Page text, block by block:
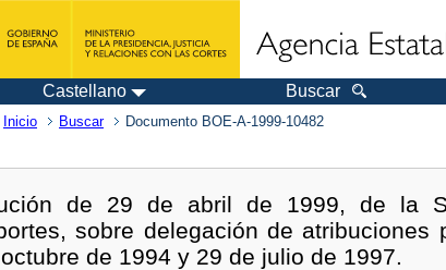
Castellano Buscar
Inicio Buscar Documento BOE-A-1999-10482
de 29 de abril de 1999, de la
sobre delegación de
de 1994 y 29 de julio de 1997.